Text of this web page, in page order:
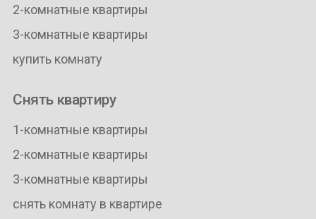
2-комнатные квартиры
3-комнатные квартиры
купить комнату
Снять квартиру
1-комнатные квартиры
2-комнатные квартиры
3-комнатные квартиры
снять комнату в квартире